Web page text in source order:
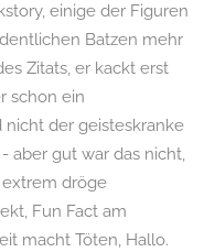
, einige der Figuren
Batzen mehr
Zitats, er kackt erst
schon ein
nicht der geisteskranke
aber gut war das nicht,
extrem dröge
, Fun Fact am
macht Töten, Hallo.